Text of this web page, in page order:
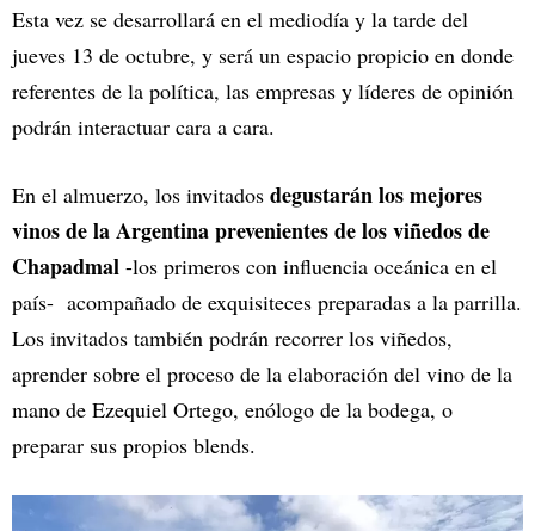
Esta vez se desarrollará en el mediodía y la tarde del
jueves 13 de octubre, y será un espacio propicio en donde
referentes de la política, las empresas y líderes de opinión
podrán interactuar cara a cara.
En el almuerzo, los invitados degustarán los mejores
vinos de la Argentina prevenientes de los viñedos de
Chapadmal -los primeros con influencia oceánica en el
país- acompañado de exquisiteces preparadas a la parrilla.
Los invitados también podrán recorrer los viñedos,
aprender sobre el proceso de la elaboración del vino de la
mano de Ezequiel Ortego, enólogo de la bodega, o
preparar sus propios blends.